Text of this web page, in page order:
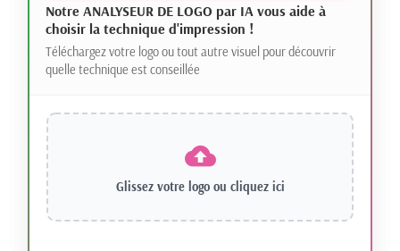
Notre ANALYSEUR DE LOGO par IA vous aide à
choisir la technique d'impression !
Téléchargez votre logo ou tout autre visuel pour découvrir
quelle technique est conseillée
Glissez votre logo ou cliquez ici